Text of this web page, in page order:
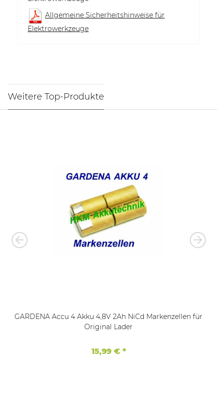
Allgemeine Sicherheitshinweise für
Elektrowerkzeuge
Weitere Top-Produkte
GARDENA Accu 4 Akku 4,8V 2Ah NiCd Markenzellen für
Original Lader
15,99 € *